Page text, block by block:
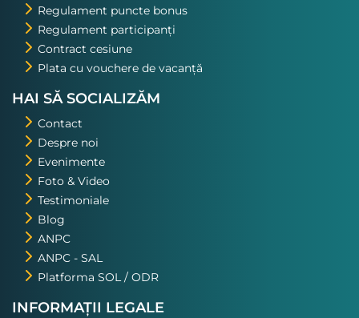
Regulament puncte bonus
Regulament participanți
Contract cesiune
Plata cu vouchere de vacanță
HAI SĂ SOCIALIZĂM
Contact
Despre noi
Evenimente
Foto & Video
Testimoniale
Blog
ANPC
ANPC - SAL
Platforma SOL / ODR
INFORMAȚII LEGALE